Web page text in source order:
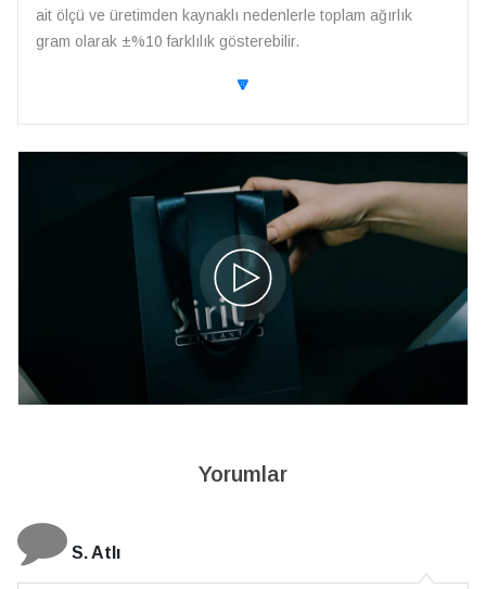
ait ölçü ve üretimden kaynaklı nedenlerle toplam ağırlık
gram olarak ±%10 farklılık gösterebilir.
🔽
Yorumlar
N. Elçi